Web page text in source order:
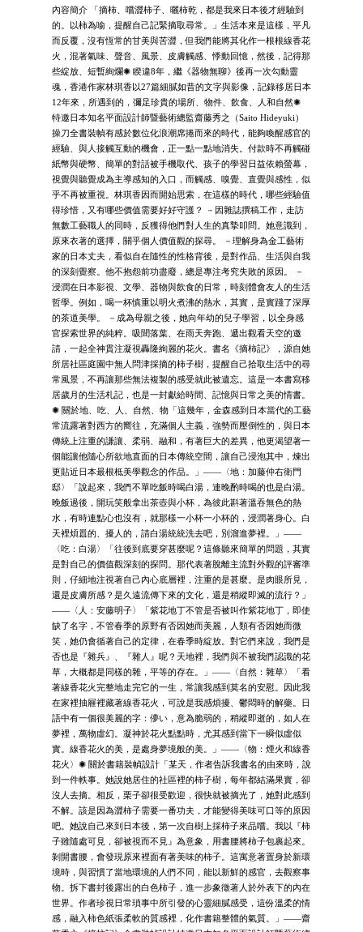
內容簡介 「摘柿、嚐澀柿子、曬柿乾，都是我來日本後才經驗到
的。以柿為喻，提醒自己記緊摘取尋常。」生活本來是這樣，平凡
而反覆，沒有恆常的甘美與苦澀，但我們能將其化作一根根線香花
火，混著氣味、聲音、風景、皮膚觸感、悸動回憶，然後，記得那
些綻放、短暫絢爛✺ 睽違8年，繼《器物無聊》後再一次勾動靈
魂，香港作家林琪香以27篇細膩如昔的文字與影像，記錄移居日本
12年來，所遇到的，彌足珍貴的場所、物件、飲食、人和自然✺
特邀日本知名平面設計師暨藝術總監齋藤秀之（Saito Hideyuki）
操刀全書裝幀有感於數位化浪潮席捲而來的時代，能夠喚醒感官的
經驗、與人接觸互動的機會，正一點一點地消失。付款時不再觸碰
紙幣與硬幣、簡單的對話被手機取代、孩子的學習日益依賴螢幕，
視覺與聽覺成為主導感知的入口，而觸感、嗅覺、直覺與感性，似
乎不再被重視。林琪香因而開始思索，在這樣的時代，哪些經驗值
得珍惜，又有哪些價值需要好好守護？ －因雜誌撰稿工作，走訪
無數工藝職人的同時，反獲得他們對人生的真摯叩問。她意識到，
原來衣著的選擇，關乎個人價值觀的探尋。 －理解身為金工藝術
家的日本丈夫，看似自在隨性的性格背後，是對作品、生活與自我
的深刻覺察。他不抱怨前功盡廢，總是專注考究失敗的原因。 －
浸潤在日本影視、文學、器物與飲食的日常，時刻體會友人的生活
哲學。例如，喝一杯慎重以明火煮沸的熱水，其實，是實踐了深厚
的茶道美學。 －成為母親之後，她向年幼的兒子學習，以全身感
官探索世界的純粹。吸聞落葉、在雨天奔跑、遞出觀看天空的邀
請，一起全神貫注凝視轟隆絢麗的花火。書名《摘柿記》，源自她
所居社區庭園中無人問津採摘的柿子樹，提醒自己拾取生活中的尋
常風景，不再讓那些無法複製的感受就此被遺忘。這是一本書寫移
居歲月的生活札記，也是一封獻給時間、記憶與日常之美的情書。
✺ 關於地、吃、人、自然、物「這幾年，金森感到日本當代的工藝
常流露著對西方的嚮往，充滿個人主義，強勢而壓倒性的，與日本
傳統上注重的謙讓、柔弱、融和，有著巨大的差異，他更渴望著一
個能讓他隨心所欲地直面的日本傳統空間，讓自己浸泡其中，煉出
更貼近日本最根柢美學觀念的作品。」——〈地：加藤仲右衛門
邸〉「說起來，我們不單吃飯時喝白湯，連晚酌時喝的也是白湯。
晚飯過後，開玩笑般拿出茶壺與小杯，為彼此斟著溫吞無色的熱
水，有時連點心也沒有，就那樣一小杯一小杯的，浸潤著身心。白
天裡煩囂的、擾人的，請白湯統統洗去吧，別溜進夢裡。」——
〈吃：白湯〉「往後到底要穿甚麼呢？這條聽來簡單的問題，其實
是對自己的價值觀深刻的探問。那代表著脫離主流對外觀的評審準
則，仔細地注視著自己內心底層裡，注重的是甚麼。是肉眼所見，
還是皮膚所感？是久遠流傳下來的文化，還是稍縱即滅的流行？」
——〈人：安藤明子〉「紫花地丁不管是否被叫作紫花地丁，即使
缺了名字，不管春季的原野有否因她而美麗，人類有否因她而微
笑，她仍會循著自己的定律，在春季時綻放。對它們來說，我們是
否也是『雜兵』、『雜人』呢？天地裡，我們與不被我們認識的花
草，大概都是同樣的雜，平等的存在。」——〈自然：雜草〉「看
著線香花火完整地走完它的一生，常讓我感到莫名的安慰。因此我
在家裡抽屜裡藏著線香花火，可說是我感煩擾、鬱悶時的解藥。日
語中有一個很美麗的字：儚い，意為脆弱的，稍縱即逝的，如人在
夢裡，萬物虛幻。凝神於花火點點時，尤其感到當下一瞬似虛似
實。線香花火的美，是處身夢境般的美。」——〈物：煙火和線香
花火〉✺ 關於書籍裝幀設計「某天，作者告訴我書名的由來時，說
到一件軼事。她說她居住的社區裡的柿子樹，每年都結滿果實，卻
沒人去摘。相反，栗子卻很受歡迎，很快就被摘光了，她對此感到
不解。該是因為澀柿子需要一番功夫，才能變得美味可口等的原因
吧。她說自己來到日本後，第一次自樹上採柿子來品嚐。我以『柿
子雖隨處可見，卻被視而不見』為意象，用書腰將柿子包裹起來。
剝開書腰，會發現原來裡面有著美味的柿子。這寓意著置身於新環
境時，與習慣了當地環境的人們不同，能以新鮮的感官，去觀察事
物。拆下書封後露出的白色柿子，進一步象徵著人於外表下的內在
世界。作者珍視日常瑣事中所引發的心靈細膩感受，這份溫柔的情
感，融入柿色紙張柔軟的質感裡，化作書籍整體的氣質。」——齋